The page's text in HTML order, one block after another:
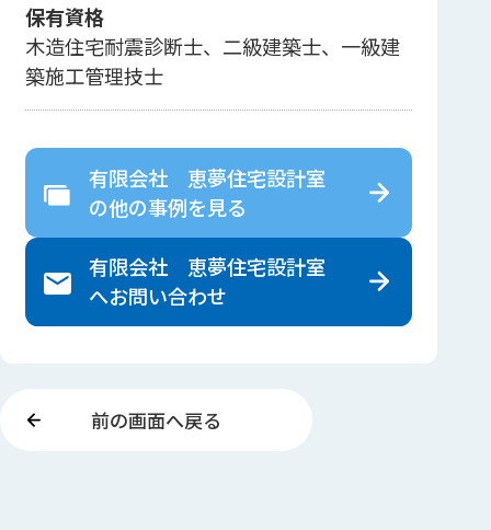
保有資格
木造住宅耐震診断士、二級建築士、一級建
築施工管理技士
有限会社 恵夢住宅設計室
の他の事例を見る
有限会社 恵夢住宅設計室
へお問い合わせ
前の画面へ戻る